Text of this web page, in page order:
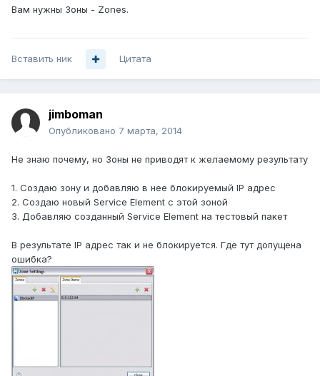
Вам нужны Зоны - Zones.
Вставить ник Цитата
jimboman
Опубликовано 7 марта, 2014
Не знаю почему, но Зоны не приводят к желаемому результату
1. Создаю зону и добавляю в нее блокируемый IP адрес
2. Создаю новый Service Element с этой зоной
3. Добавляю созданный Service Element на тестовый пакет
В результате IP адрес так и не блокируется. Где тут допущена
ошибка?